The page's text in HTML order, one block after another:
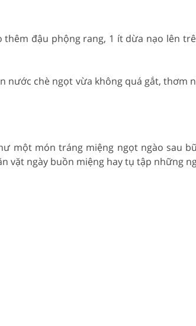
thêm đậu phộng rang, 1 ít dừa nạo lên
nước chè ngọt vừa không quá gắt, thơm
một món tráng miệng ngọt ngào sau
vặt ngày buồn miệng hay tụ tập những